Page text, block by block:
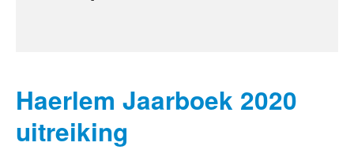
Haerlem Jaarboek 2020
uitreiking